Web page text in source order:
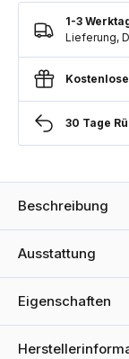
1-3
Lieferung,
30 Tage
Beschreibung
Ausstattung
Eigenschaften